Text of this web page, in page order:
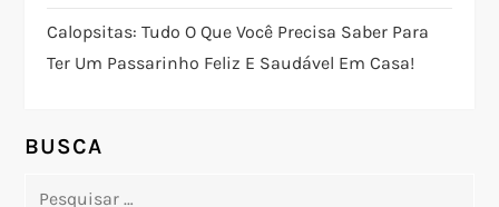
d
e
P
o
Calopsitas: Tudo O Que Você Precisa Saber Para
Ter Um Passarinho Feliz E Saudável Em Casa!
BUSCA
Pesquisar